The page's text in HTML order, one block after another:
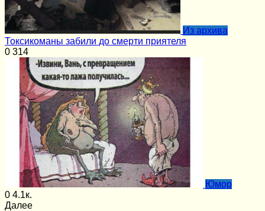
Из архива
Токсикоманы забили до смерти приятеля
0 314
Юмор
0 4.1к.
Далее